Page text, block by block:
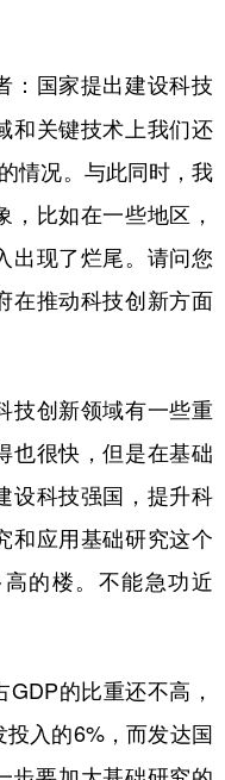
国家提出建设科技
和关键技术上我们还
情况。与此同时，我
比如在一些地区，
出现了烂尾。请问您
在推动科技创新方面
创新领域有一些重
也很快，但是在基础
设科技强国，提升科
和应用基础研究这个
的楼。不能急功近
的比重还不高，
入的6%，而发达国